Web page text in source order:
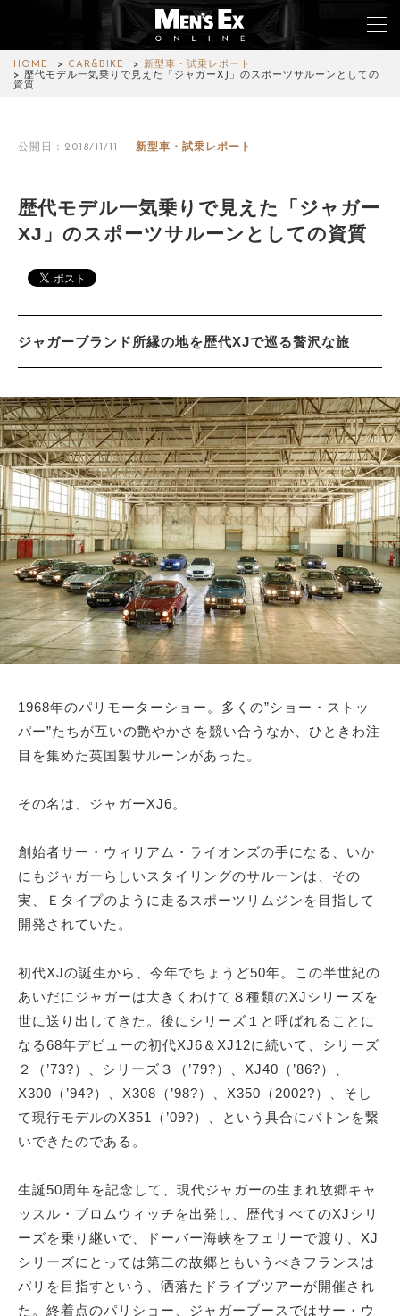
HOME CAR&BIKE
新型車・試乗レポート
歴代モデル一気乗りで見えた「ジャガーXJ」のスポーツサルーンとしての
資質
公開日：2018/11/11 新型車・試乗レポート
歴代モデル一気乗りで見えた「ジャガー
XJ」のスポーツサルーンとしての資質
ジャガーブランド所縁の地を歴代XJで巡る贅沢な旅
1968年のパリモーターショー。多くの”ショー・ストッ
パー”たちが互いの艶やかさを競い合うなか、ひときわ注
目を集めた英国製サルーンがあった。
その名は、ジャガーXJ6。
創始者サー・ウィリアム・ライオンズの手になる、いか
にもジャガーらしいスタイリングのサルーンは、その
実、Ｅタイプのように走るスポーツリムジンを目指して
開発されていた。
初代XJの誕生から、今年でちょうど50年。この半世紀の
あいだにジャガーは大きくわけて８種類のXJシリーズを
世に送り出してきた。後にシリーズ１と呼ばれることに
なる68年デビューの初代XJ6＆XJ12に続いて、シリーズ
２（’73?）、シリーズ３（’79?）、XJ40（’86?）、
X300（’94?）、X308（’98?）、X350（2002?）、そし
て現行モデルのX351（’09?）、という具合にバトンを繋
いできたのである。
生誕50周年を記念して、現代ジャガーの生まれ故郷キャ
ッスル・ブロムウィッチを出発し、歴代すべてのXJシリ
ーズを乗り継いで、ドーバー海峡をフェリーで渡り、XJ
シリーズにとっては第二の故郷ともいうべきフランスは
パリを目指すという、洒落たドライブツアーが開催され
た。終着点のパリショー、ジャガーブースではサー・ウ
FASHION
WATCH
CAR&BIKE
LIFESTYLE
COLUMN
ABOUT SITE
サイトマップ